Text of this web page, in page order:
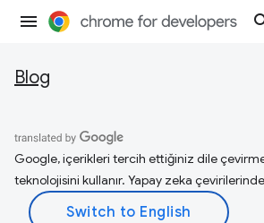
Blog
Google, içerikleri tercih ettiğiniz dile
teknolojisini kullanır. Yapay zeka